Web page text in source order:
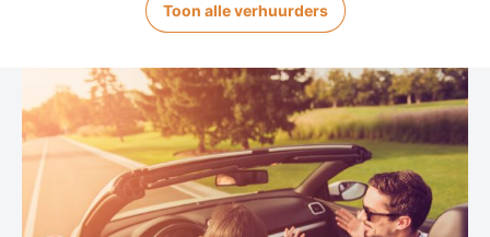
Toon alle verhuurders